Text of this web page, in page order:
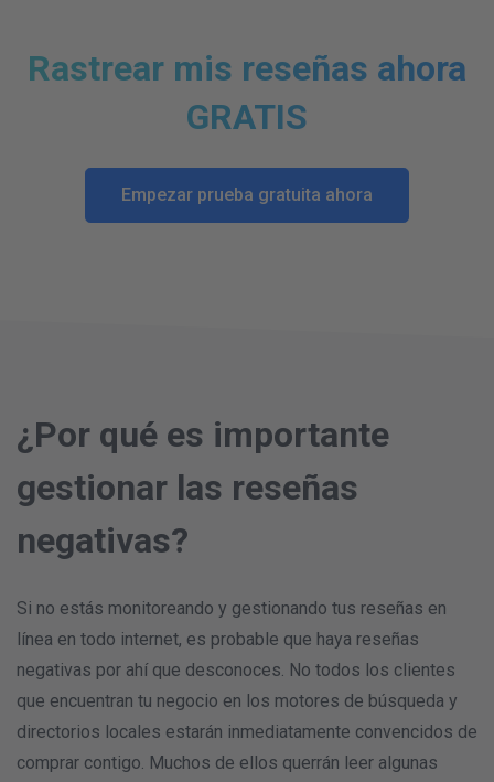
Rastrear mis reseñas ahora
GRATIS
Empezar prueba gratuita ahora
¿Por qué es importante
gestionar las reseñas
negativas?
Si no estás monitoreando y gestionando tus reseñas en
línea en todo internet, es probable que haya reseñas
negativas por ahí que desconoces. No todos los clientes
que encuentran tu negocio en los motores de búsqueda y
directorios locales estarán inmediatamente convencidos de
comprar contigo. Muchos de ellos querrán leer algunas